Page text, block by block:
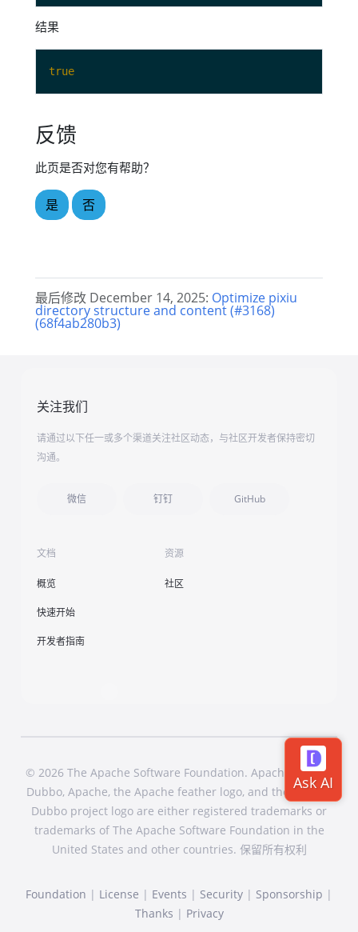
结果
true
反馈
此页是否对您有帮助？
是 否
最后修改 December 14, 2025: Optimize pixiu
directory structure and content (#3168)
(68f4ab280b3)
关注我们
请通过以下任一或多个渠道关注社区动态，与社区开发者保持密切
沟通。
微信 钉钉 GitHub
文档
概览
快速开始
开发者指南
资源
社区
© 2026 The Apache Software Foundation. Apache Dubbo,
Dubbo, Apache, the Apache feather logo, and the Apache
Dubbo project logo are either registered trademarks or
trademarks of The Apache Software Foundation in the
United States and other countries. 保留所有权利
Foundation | License | Events | Security | Sponsorship |
Thanks | Privacy